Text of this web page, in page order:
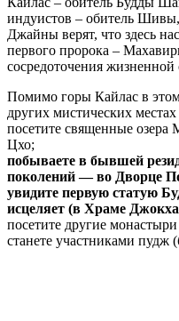
индуистов – обитель
Джайны верят, что здесь
первого пророка –
сосредоточения жизненной
Помимо горы Кайлас в
других мистических
посетите священные озера
Цхо;
побываете в бывшей
поколений — во Дворце
увидите первую статую
исцеляет (в Храме
посетите другие
станете участниками пудж